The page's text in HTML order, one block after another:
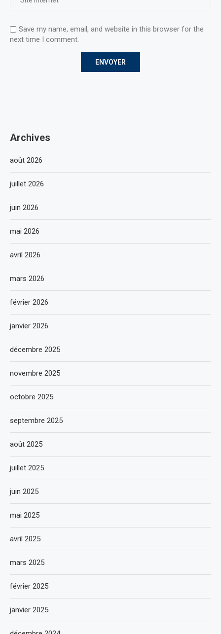
Save my name, email, and website in this browser for the
next time I comment.
Archives
août 2026
juillet 2026
juin 2026
mai 2026
avril 2026
mars 2026
février 2026
janvier 2026
décembre 2025
novembre 2025
octobre 2025
septembre 2025
août 2025
juillet 2025
juin 2025
mai 2025
avril 2025
mars 2025
février 2025
janvier 2025